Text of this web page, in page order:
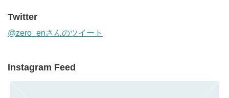
Twitter
@zero_enさんのツイート
Instagram Feed